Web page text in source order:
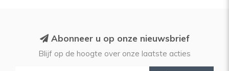
Abonneer u op onze nieuwsbrief
Blijf op de hoogte over onze laatste acties